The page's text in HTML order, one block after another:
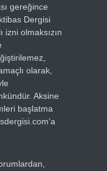
gereğince
Dergisi
izni olmaksızın
olarak,
Aksine
başlatma